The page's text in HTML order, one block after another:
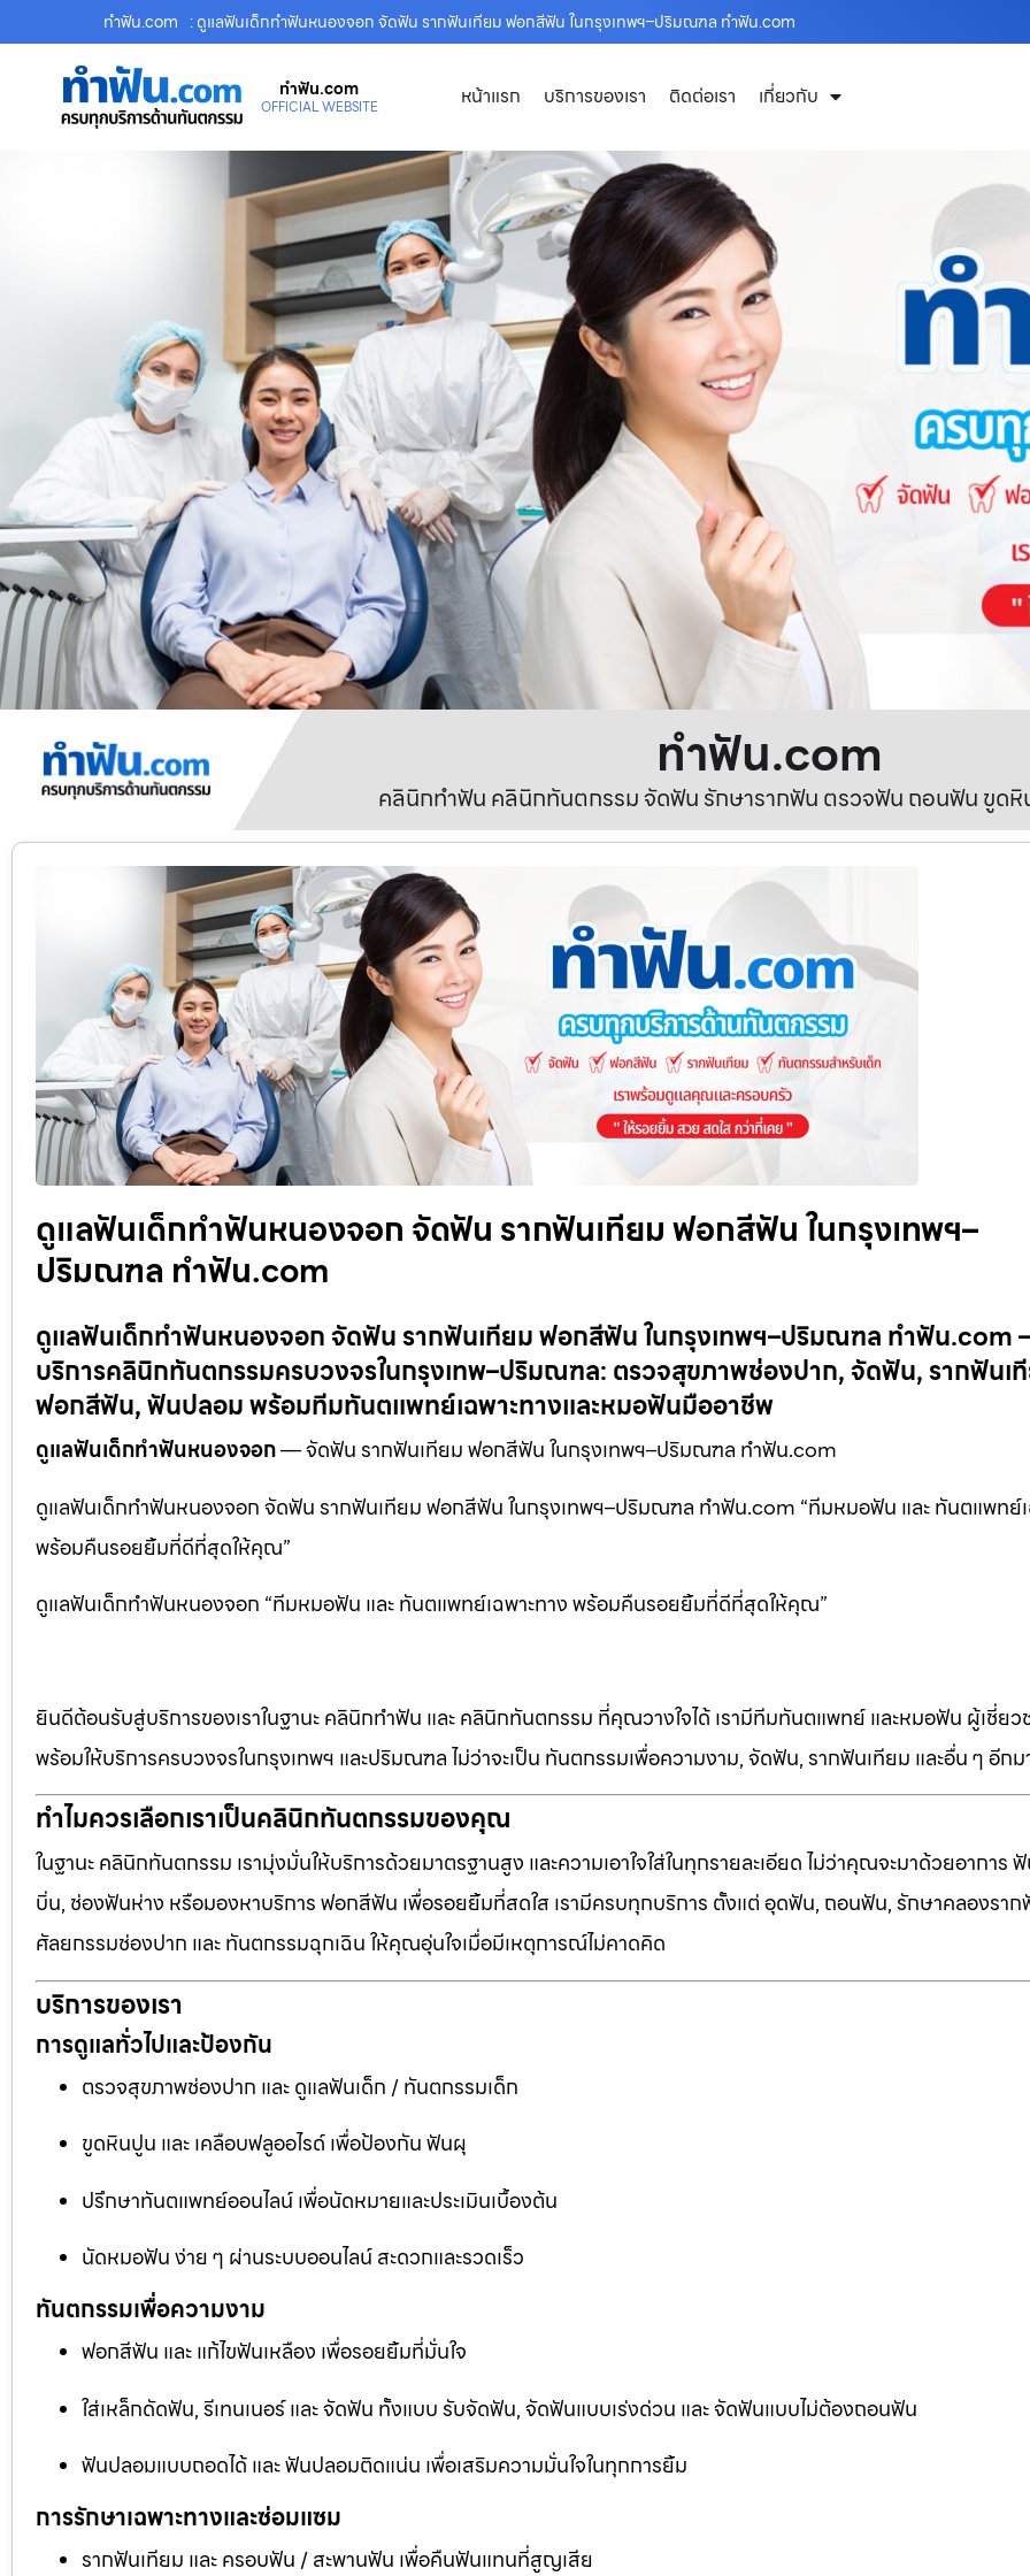
ทําฟัน.com : ดูแลฟันเด็กทำฟันหนองจอก จัดฟัน รากฟันเทียม ฟอกสีฟัน ในกรุงเทพฯ–ปริมณฑล ทำฟัน.com
ทําฟัน.com
OFFICIAL WEBSITE หน้าแรก บริการของเรา ติดต่อเรา เกี่ยวกับ
ทําฟัน.com
คลินิกทำฟัน คลินิกทันตกรรม จัดฟัน รักษารากฟัน ตรวจฟัน ถอนฟัน ขูด
ดูแลฟันเด็กทำฟันหนองจอก จัดฟัน รากฟันเทียม ฟอกสีฟัน ในกรุงเทพฯ–
ปริมณฑล ทำฟัน.com
ดูแลฟันเด็กทำฟันหนองจอก จัดฟัน รากฟันเทียม ฟอกสีฟัน ในกรุงเทพฯ–ปริมณฑล ทำฟัน.com
บริการคลินิกทันตกรรมครบวงจรในกรุงเทพ–ปริมณฑล: ตรวจสุขภาพช่องปาก, จัดฟัน, รากฟันเ
ฟอกสีฟัน, ฟันปลอม พร้อมทีมทันตแพทย์เฉพาะทางและหมอฟันมืออาชีพ
ดูแลฟันเด็กทำฟันหนองจอก— จัดฟัน รากฟันเทียม ฟอกสีฟัน ในกรุงเทพฯ–ปริมณฑล ทำฟัน.com
ดูแลฟันเด็กทำฟันหนองจอก จัดฟัน รากฟันเทียม ฟอกสีฟัน ในกรุงเทพฯ–ปริมณฑล ทำฟัน.com “ทีมหมอฟัน และ ทันตแพทย์เ
พร้อมคืนรอยยิ้มที่ดีที่สุดให้คุณ”
ดูแลฟันเด็กทำฟันหนองจอก “ทีมหมอฟัน และ ทันตแพทย์เฉพาะทาง พร้อมคืนรอยยิ้มที่ดีที่สุดให้คุณ”
ยินดีต้อนรับสู่บริการของเราในฐานะ คลินิกทำฟัน และ คลินิกทันตกรรม ที่คุณวางใจได้ เรามีทีมทันตแพทย์ และหมอฟัน ผู้เชี่ย
พร้อมให้บริการครบวงจรในกรุงเทพฯ และปริมณฑล ไม่ว่าจะเป็น ทันตกรรมเพื่อความงาม, จัดฟัน, รากฟันเทียม และอื่น ๆ อีก
ทำไมควรเลือกเราเป็นคลินิกทันตกรรมของคุณ
ในฐานะ คลินิกทันตกรรม เรามุ่งมั่นให้บริการด้วยมาตรฐานสูง และความเอาใจใส่ในทุกรายละเอียด ไม่ว่าคุณจะมาด้วยอาการ
บิ่น, ช่องฟันห่าง หรือมองหาบริการ ฟอกสีฟัน เพื่อรอยยิ้มที่สดใส เรามีครบทุกบริการ ตั้งแต่ อุดฟัน, ถอนฟัน, รักษาคลองรา
ศัลยกรรมช่องปาก และ ทันตกรรมฉุกเฉิน ให้คุณอุ่นใจเมื่อมีเหตุการณ์ไม่คาดคิด
บริการของเรา
การดูแลทั่วไปและป้องกัน
ตรวจสุขภาพช่องปาก และ ดูแลฟันเด็ก / ทันตกรรมเด็ก
ขูดหินปูน และ เคลือบฟลูออไรด์ เพื่อป้องกัน ฟันผุ
ปรึกษาทันตแพทย์ออนไลน์ เพื่อนัดหมายและประเมินเบื้องต้น
นัดหมอฟัน ง่าย ๆ ผ่านระบบออนไลน์ สะดวกและรวดเร็ว
ทันตกรรมเพื่อความงาม
ฟอกสีฟัน และ แก้ไขฟันเหลือง เพื่อรอยยิ้มที่มั่นใจ
ใส่เหล็กดัดฟัน, รีเทนเนอร์ และ จัดฟัน ทั้งแบบ รับจัดฟัน, จัดฟันแบบเร่งด่วน และ จัดฟันแบบไม่ต้องถอนฟัน
ฟันปลอมแบบถอดได้ และ ฟันปลอมติดแน่น เพื่อเสริมความมั่นใจในทุกการยิ้ม
การรักษาเฉพาะทางและซ่อมแซม
รากฟันเทียม และ ครอบฟัน / สะพานฟัน เพื่อคืนฟันแทนที่สูญเสีย